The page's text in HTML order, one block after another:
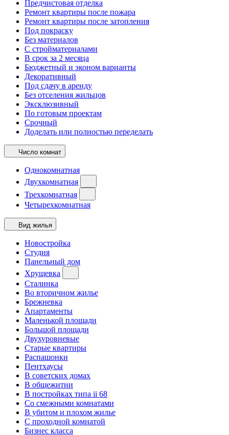
Предчистовая отделка
Ремонт квартиры после пожара
Ремонт квартиры после затопления
Под покраску
Без материалов
С стройматериалами
В срок за 2 месяца
Бюджетный и эконом варианты
Декоративный
Под сдачу в аренду
Без отселения жильцов
Эксклюзивный
По готовым проектам
Срочный
Доделать или полностью переделать
Число комнат
Однокомнатная
Двухкомнатная
Трехкомнатная
Четырехкомнатная
Вид жилья
Новостройка
Студия
Панельный дом
Хрущевка
Сталинка
Во вторичном жилье
Брежневка
Апартаменты
Маленькой площади
Большой площади
Двухуровневые
Старые квартиры
Распашонки
Пентхаусы
В советских домах
В общежитии
В постройках типа ii 68
Со смежными комнатами
В убитом и плохом жилье
С проходной комнатой
Бизнес класса